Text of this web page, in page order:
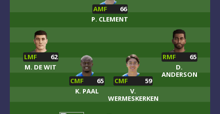
CMF
59
V.
WERMESKERKEN
CMF
65
K. PAAL
RMF
65
D.
ANDERSON
LMF
62
M. DE WIT
AMF
66
P. CLEMENT